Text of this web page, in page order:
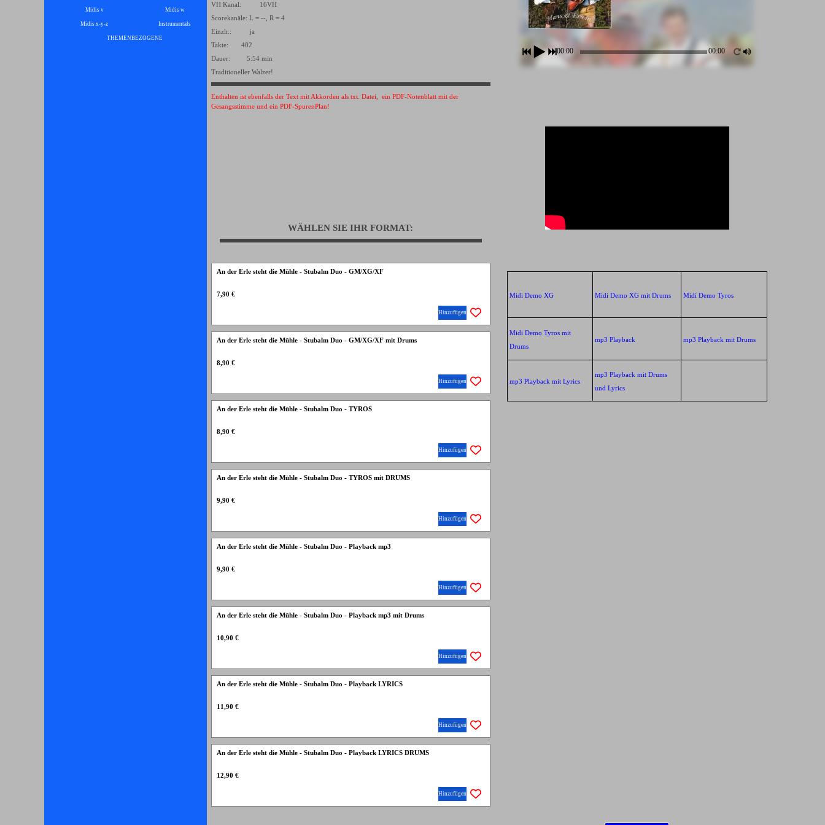
Midis v Midis w
Midis x-y-z Instrumentals
THEMENBEZOGENE
00:00 00:00
VH Kanal: 16VH
Scorekanäle: L = --, R = 4
Einzlr.: ja
Takte: 402
Dauer: 5:54 min
Traditioneller Walzer!
Enthalten ist ebenfalls der Text mit Akkorden als txt. Datei, ein PDF-Notenblatt mit der
Gesangsstimme und ein PDF-SpurenPlan!
WÄHLEN SIE IHR FORMAT:
An der Erle steht die Mühle - Stubalm Duo - GM/XG/XF
7,90 €
Hinzufügen
An der Erle steht die Mühle - Stubalm Duo - GM/XG/XF mit Drums
8,90 €
Hinzufügen
An der Erle steht die Mühle - Stubalm Duo - TYROS
8,90 €
Hinzufügen
An der Erle steht die Mühle - Stubalm Duo - TYROS mit DRUMS
9,90 €
Hinzufügen
An der Erle steht die Mühle - Stubalm Duo - Playback mp3
9,90 €
Hinzufügen
An der Erle steht die Mühle - Stubalm Duo - Playback mp3 mit Drums
10,90 €
Hinzufügen
An der Erle steht die Mühle - Stubalm Duo - Playback LYRICS
11,90 €
Hinzufügen
An der Erle steht die Mühle - Stubalm Duo - Playback LYRICS DRUMS
12,90 €
Hinzufügen
Midi Demo XG Midi Demo XG mit Drums Midi Demo Tyros
Midi Demo Tyros mit
Drums
mp3 Playback mp3 Playback mit Drums
mp3 Playback mit Lyrics
mp3 Playback mit Drums
und Lyrics